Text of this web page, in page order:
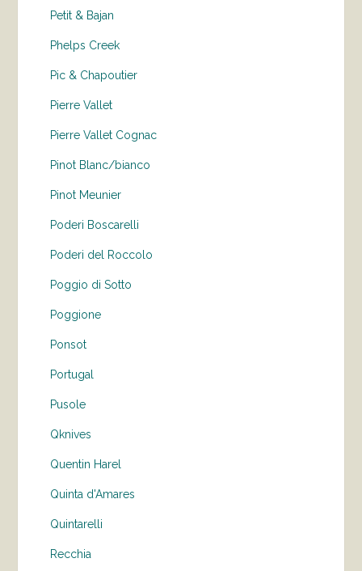
Petit & Bajan
Phelps Creek
Pic & Chapoutier
Pierre Vallet
Pierre Vallet Cognac
Pinot Blanc/bianco
Pinot Meunier
Poderi Boscarelli
Poderi del Roccolo
Poggio di Sotto
Poggione
Ponsot
Portugal
Pusole
Qknives
Quentin Harel
Quinta d'Amares
Quintarelli
Recchia